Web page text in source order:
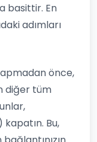
basittir. En
adımları
önce,
diğer tüm
Bu,